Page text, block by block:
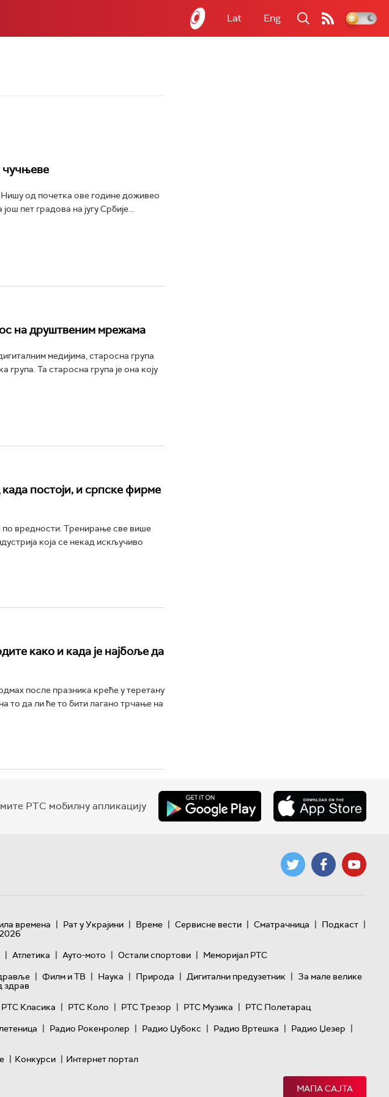
Lat Eng
чучњеве
Нишу од почетка ове године доживео
пет градова на југу Србије...
на друштвеним мрежама
медијима, старосна група
Та старосна група је она коју
постоји, и српске фирме
по вредности. Тренирање све више
која се некад искључиво
како и када је најбоље да
после празника креће у теретану
то да ли ће то бити лагано трчање на
РТС мобилну апликацију
времена | Рат у Украјини | Време | Сервисне вести | Сматрачница | Подкаст |
| Атлетика | Ауто-мото | Остали спортови | Меморијал РТС
| Филм и ТВ | Наука | Природа | Дигитални предузетник | За мале велике
здрав
РТС Класика | РТС Коло | РТС Трезор | РТС Музика | РТС Полетарац
| Радио Рокенролер | Радио Џубокс | Радио Вртешка | Радио Џезер |
| Конкурси | Интернет портал
МАПА САЈТА